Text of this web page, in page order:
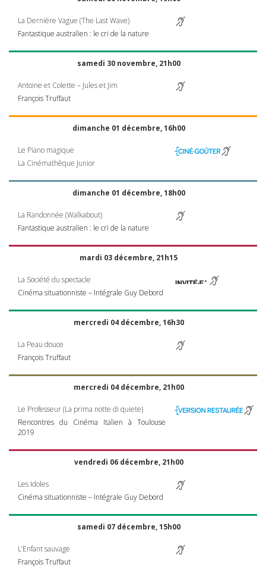
La Dernière Vague (The Last Wave)
Fantastique australien : le cri de la nature
samedi 30 novembre, 21h00
Antoine et Colette – Jules et Jim
François Truffaut
dimanche 01 décembre, 16h00
Le Piano magique
La Cinémathèque Junior
dimanche 01 décembre, 18h00
La Randonnée (Walkabout)
Fantastique australien : le cri de la nature
mardi 03 décembre, 21h15
La Société du spectacle
Cinéma situationniste – Intégrale Guy Debord
mercredi 04 décembre, 16h30
La Peau douce
François Truffaut
mercredi 04 décembre, 21h00
Le Professeur (La prima notte di quiete)
Rencontres du Cinéma Italien à Toulouse
2019
vendredi 06 décembre, 21h00
Les Idoles
Cinéma situationniste – Intégrale Guy Debord
samedi 07 décembre, 15h00
L’Enfant sauvage
François Truffaut